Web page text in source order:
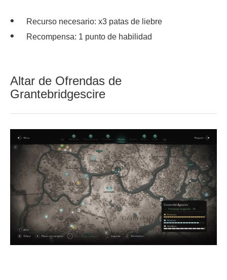
Recurso necesario: x3 patas de liebre
Recompensa: 1 punto de habilidad
Altar de Ofrendas de
Grantebridgescire